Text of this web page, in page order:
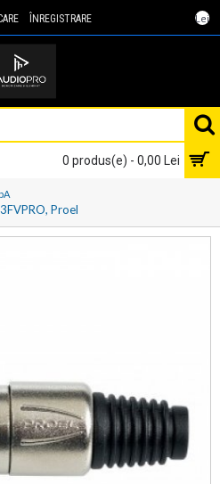
Lei
ÎNREGISTRARE
0 produs(e) - 0,00 Lei
Proel